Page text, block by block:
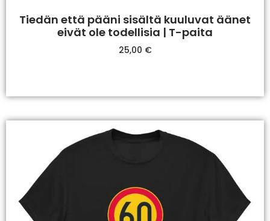
Tiedän että pääni sisältä kuuluvat äänet
eivät ole todellisia | T-paita
25,00 €